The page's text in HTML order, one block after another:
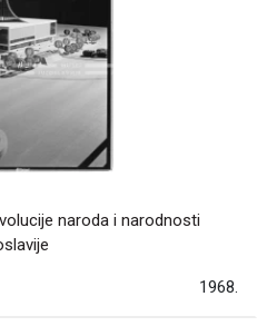
naroda i narodnosti
1968.